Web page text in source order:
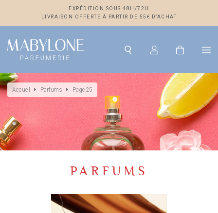
EXPÉDITION SOUS 48H/72H
LIVRAISON OFFERTE À PARTIR DE 55€ D’ACHAT
Accueil Parfums Page 25
PARFUMS